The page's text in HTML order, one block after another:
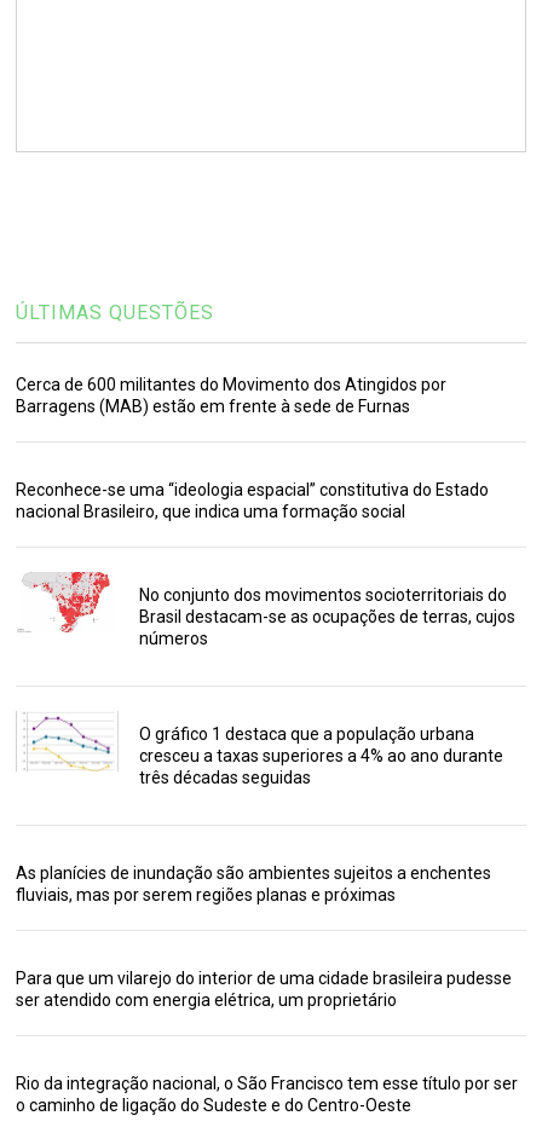
ÚLTIMAS QUESTÕES
Cerca de 600 militantes do Movimento dos Atingidos por
Barragens (MAB) estão em frente à sede de Furnas
Reconhece-se uma “ideologia espacial” constitutiva do Estado
nacional Brasileiro, que indica uma formação social
No conjunto dos movimentos socioterritoriais do
Brasil destacam-se as ocupações de terras, cujos
números
O gráfico 1 destaca que a população urbana
cresceu a taxas superiores a 4% ao ano durante
três décadas seguidas
As planícies de inundação são ambientes sujeitos a enchentes
fluviais, mas por serem regiões planas e próximas
Para que um vilarejo do interior de uma cidade brasileira pudesse
ser atendido com energia elétrica, um proprietário
Rio da integração nacional, o São Francisco tem esse título por ser
o caminho de ligação do Sudeste e do Centro-Oeste